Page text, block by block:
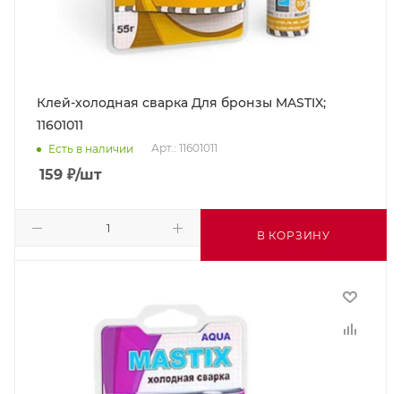
Клей-холодная сварка Для бронзы MASTIX;
11601011
Есть в наличии Арт.: 11601011
159 ₽/шт
В КОРЗИНУ